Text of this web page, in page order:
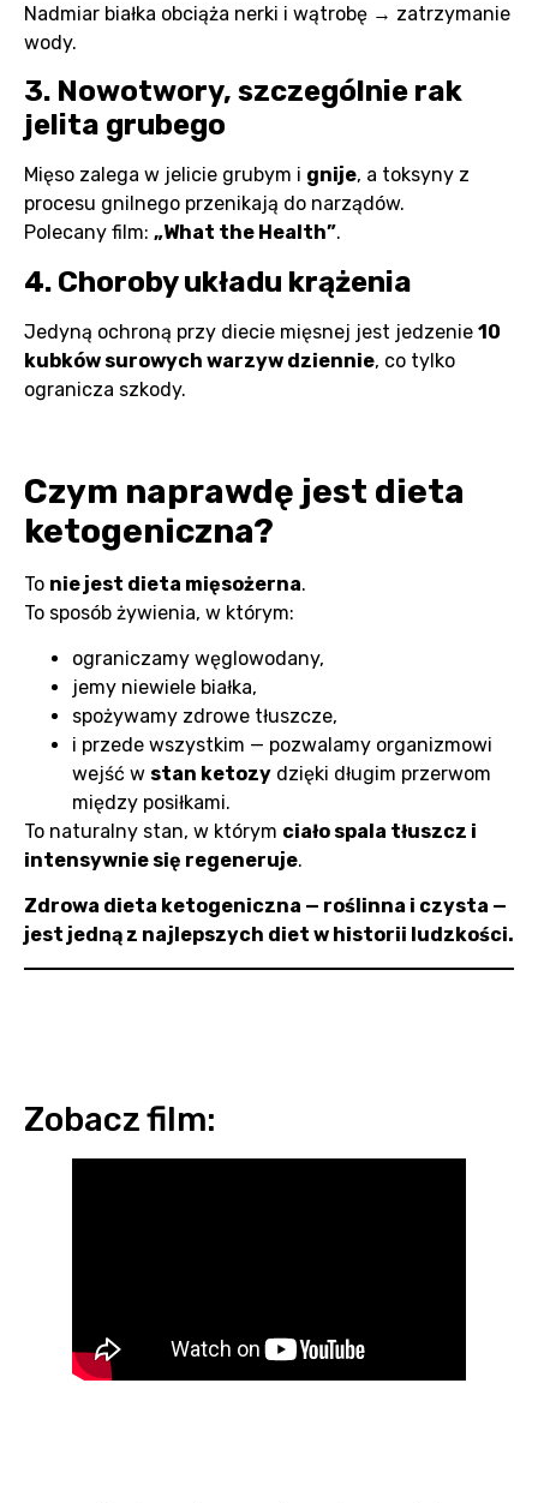
Nadmiar białka obciąża nerki i wątrobę → zatrzymanie
wody.
3. Nowotwory, szczególnie rak
jelita grubego
Mięso zalega w jelicie grubym i gnije, a toksyny z
procesu gnilnego przenikają do narządów.
Polecany film: „What the Health”.
4. Choroby układu krążenia
Jedyną ochroną przy diecie mięsnej jest jedzenie 10
kubków surowych warzyw dziennie, co tylko
ogranicza szkody.
Czym naprawdę jest dieta
ketogeniczna?
To nie jest dieta mięsożerna.
To sposób żywienia, w którym:
ograniczamy węglowodany,
jemy niewiele białka,
spożywamy zdrowe tłuszcze,
i przede wszystkim — pozwalamy organizmowi
wejść w stan ketozy dzięki długim przerwom
między posiłkami.
To naturalny stan, w którym ciało spala tłuszcz i
intensywnie się regeneruje.
Zdrowa dieta ketogeniczna — roślinna i czysta —
jest jedną z najlepszych diet w historii ludzkości.
Zobacz film: